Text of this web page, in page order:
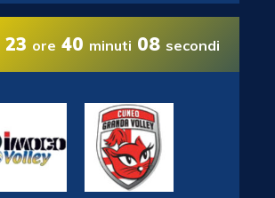
23 ore 40 minuti 08 secondi